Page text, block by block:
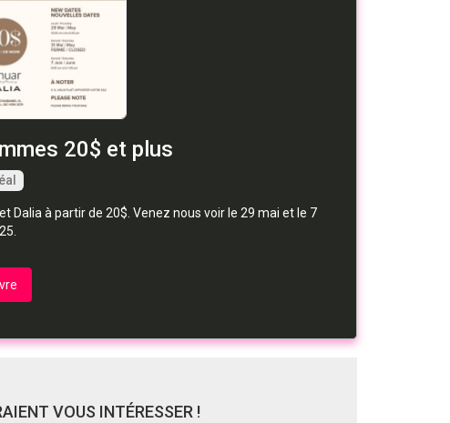
20$ et plus
à partir de 20$. Venez nous voir le 29 mai et le 7
VOUS INTÉRESSER !